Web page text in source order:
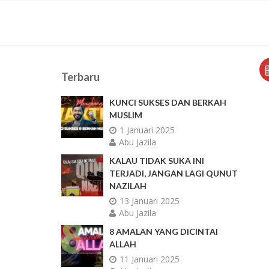
Terbaru
KUNCI SUKSES DAN BERKAH
MUSLIM
1 Januari 2025
Abu Jazila
KALAU TIDAK SUKA INI
TERJADI, JANGAN LAGI QUNUT
NAZILAH
13 Januari 2025
Abu Jazila
8 AMALAN YANG DICINTAI
ALLAH
11 Januari 2025